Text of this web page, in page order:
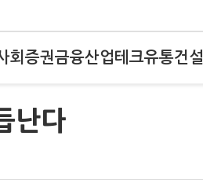
회 증권금융산업테크유통건설
난다